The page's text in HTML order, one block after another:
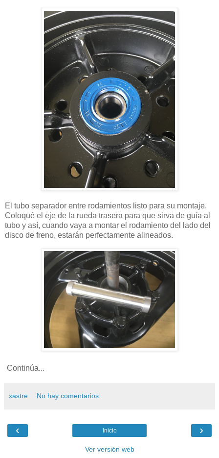
El tubo separador entre rodamientos listo para su montaje.
Coloqué el eje de la rueda trasera para que sirva de guía al
tubo y así, cuando vaya a montar el rodamiento del lado del
disco de freno, estarán perfectamente alineados.
Continúa...
xastre No hay comentarios:
‹ ›
Inicio
Ver versión web